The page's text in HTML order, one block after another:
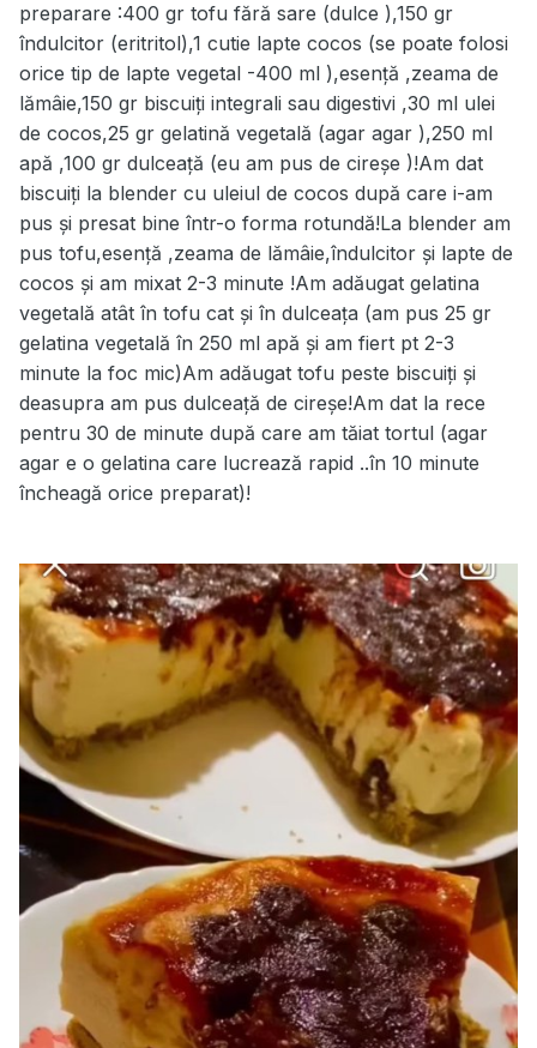
preparare :400 gr tofu fără sare (dulce ),150 gr
îndulcitor (eritritol),1 cutie lapte cocos (se poate folosi
orice tip de lapte vegetal -400 ml ),esență ,zeama de
lămâie,150 gr biscuiți integrali sau digestivi ,30 ml ulei
de cocos,25 gr gelatină vegetală (agar agar ),250 ml
apă ,100 gr dulceață (eu am pus de cireșe )!Am dat
biscuiți la blender cu uleiul de cocos după care i-am
pus și presat bine într-o forma rotundă!La blender am
pus tofu,esență ,zeama de lămâie,îndulcitor și lapte de
cocos și am mixat 2-3 minute !Am adăugat gelatina
vegetală atât în tofu cat și în dulceața (am pus 25 gr
gelatina vegetală în 250 ml apă și am fiert pt 2-3
minute la foc mic)Am adăugat tofu peste biscuiți și
deasupra am pus dulceață de cireșe!Am dat la rece
pentru 30 de minute după care am tăiat tortul (agar
agar e o gelatina care lucrează rapid ..în 10 minute
încheagă orice preparat)!